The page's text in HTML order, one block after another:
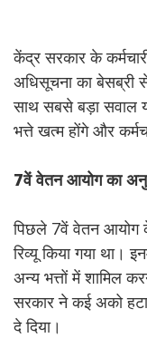
केंद्र सरकार के
अधिसूचना का
साथ सबसे बड़ा सवाल
भत्ते खत्म होंगे और
7वें वेतन आयोग का
पिछले 7वें वेतन आयोग
रिव्यू किया गया था।
अन्य भत्तों में शामिल
सरकार ने कई अको
दे दिया।